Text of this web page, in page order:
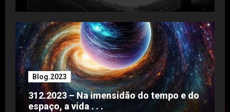
Blog.2023
312.2023 – Na imensidão do tempo e do
espaço, a vida . . .